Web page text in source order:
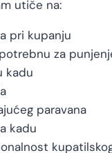
utiče na:
pri kupanju
za
kadu
paravana
kadu